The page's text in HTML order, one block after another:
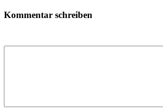
Kommentar schreiben